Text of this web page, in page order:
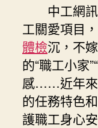
中工網
工關愛項目
體檢沉，不
的“職工小家
感……近年來
的任務特色
護職工身心